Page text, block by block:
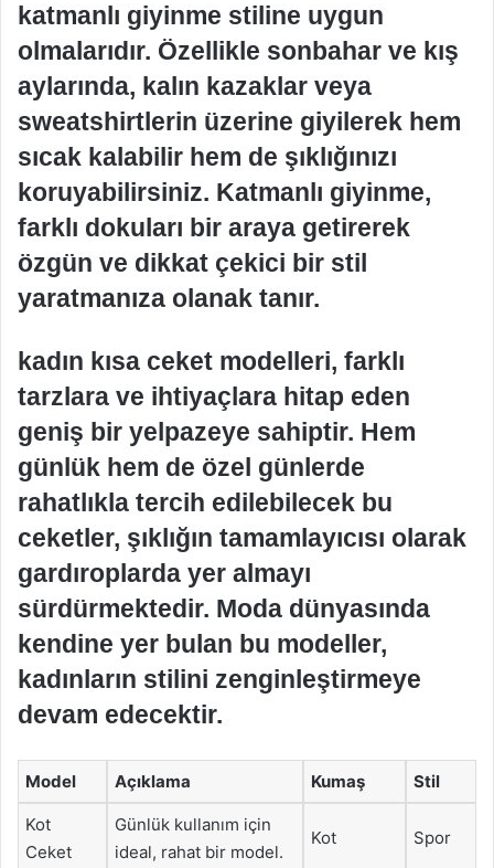
katmanlı giyinme stiline uygun
olmalarıdır. Özellikle sonbahar ve kış
aylarında, kalın kazaklar veya
sweatshirtlerin üzerine giyilerek hem
sıcak kalabilir hem de şıklığınızı
koruyabilirsiniz. Katmanlı giyinme,
farklı dokuları bir araya getirerek
özgün ve dikkat çekici bir stil
yaratmanıza olanak tanır.
kadın kısa ceket modelleri, farklı
tarzlara ve ihtiyaçlara hitap eden
geniş bir yelpazeye sahiptir. Hem
günlük hem de özel günlerde
rahatlıkla tercih edilebilecek bu
ceketler, şıklığın tamamlayıcısı olarak
gardıroplarda yer almayı
sürdürmektedir. Moda dünyasında
kendine yer bulan bu modeller,
kadınların stilini zenginleştirmeye
devam edecektir.
Model Açıklama Kumaş Stil
Kot
Ceket
Günlük kullanım için
ideal, rahat bir model.
Kot Spor